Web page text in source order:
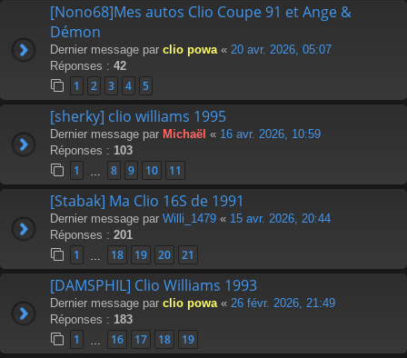
[Nono68]Mes autos Clio Coupe 91 et Ange &
Démon
Dernier message par clio powa « 20 avr. 2026, 05:07
Réponses : 42
1 2 3 4 5
[sherky] clio williams 1995
Dernier message par Michaël « 16 avr. 2026, 10:59
Réponses : 103
1 8 9 10 11
[Stabak] Ma Clio 16S de 1991
Dernier message par Willi_1479 « 15 avr. 2026, 20:44
Réponses : 201
1 18 19 20 21
[DAMSPHIL] Clio Williams 1993
Dernier message par clio powa « 26 févr. 2026, 21:49
Réponses : 183
1 16 17 18 19